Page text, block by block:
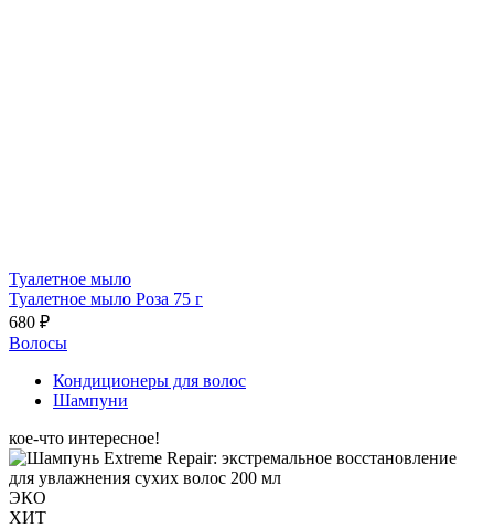
Туалетное мыло
Туалетное мыло Роза 75 г
680 ₽
Волосы
Кондиционеры для волос
Шампуни
кое-что интересное!
ЭКО
ХИТ